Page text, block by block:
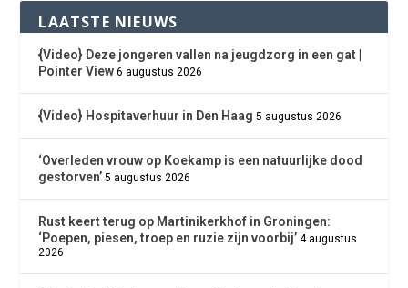
LAATSTE NIEUWS
{Video} Deze jongeren vallen na jeugdzorg in een gat |
Pointer View 6 augustus 2026
{Video} Hospitaverhuur in Den Haag 5 augustus 2026
‘Overleden vrouw op Koekamp is een natuurlijke dood
gestorven’ 5 augustus 2026
Rust keert terug op Martinikerkhof in Groningen:
‘Poepen, piesen, troep en ruzie zijn voorbij’ 4 augustus
2026